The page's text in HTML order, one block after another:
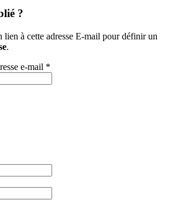
?
lien à cette adresse E-mail pour définir un
.
e-mail *